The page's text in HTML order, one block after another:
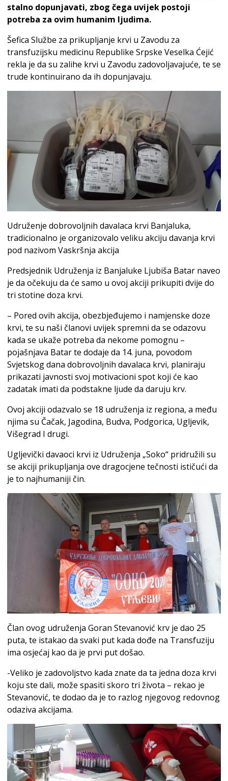
stalno dopunjavati, zbog čega uvijek postoji
potreba za ovim humanim ljudima.
Šefica Službe za prikupljanje krvi u Zavodu za
transfuzijsku medicinu Republike Srpske Veselka Ćejić
rekla je da su zalihe krvi u Zavodu zadovoljavajuće, te se
trude kontinuirano da ih dopunjavaju.
Udruženje dobrovoljnih davalaca krvi Banjaluka,
tradicionalno je organizovalo veliku akciju davanja krvi
pod nazivom Vaskršnja akcija
Predsjednik Udruženja iz Banjaluke Ljubiša Batar naveo
je da očekuju da će samo u ovoj akciji prikupiti dvije do
tri stotine doza krvi.
– Pored ovih akcija, obezbjeđujemo i namjenske doze
krvi, te su naši članovi uvijek spremni da se odazovu
kada se ukaže potreba da nekome pomognu –
pojašnjava Batar te dodaje da 14. juna, povodom
Svjetskog dana dobrovoljnih davalaca krvi, planiraju
prikazati javnosti svoj motivacioni spot koji će kao
zadatak imati da podstakne ljude da daruju krv.
Ovoj akciji odazvalo se 18 udruženja iz regiona, a među
njima su Čačak, Jagodina, Budva, Podgorica, Ugljevik,
Višegrad I drugi.
Ugljevički davaoci krvi iz Udruženja „Soko“ pridružili su
se akciji prikupljanja ove dragocjene tečnosti ističući da
je to najhumaniji čin.
Član ovog udruženja Goran Stevanović krv je dao 25
puta, te istakao da svaki put kada dođe na Transfuziju
ima osjećaj kao da je prvi put došao.
-Veliko je zadovoljstvo kada znate da ta jedna doza krvi
koju ste dali, može spasiti skoro tri života – rekao je
Stevanović, te dodao da je to razlog njegovog redovnog
odaziva akcijama.